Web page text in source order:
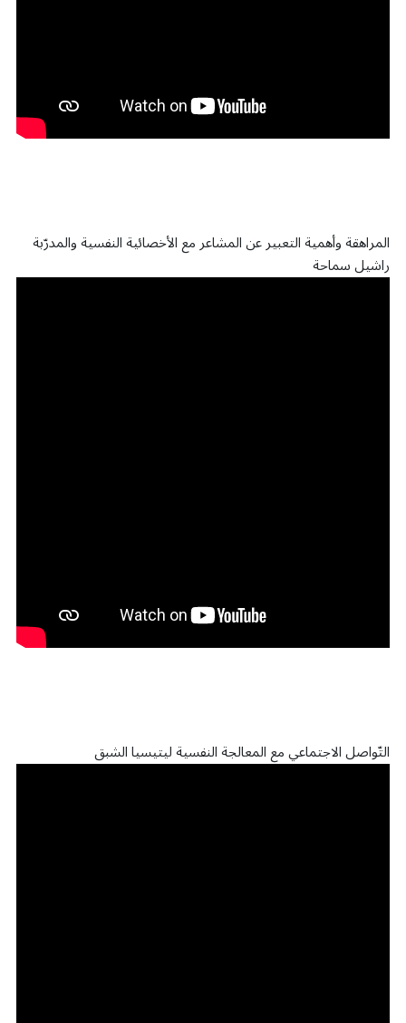
المراهقة وأهمية التعبير عن المشاعر مع الأخصائية النفسية والمدرّبة
راشيل سماحة
التّواصل الاجتماعي مع المعالجة النفسية ليتيسيا الشبق